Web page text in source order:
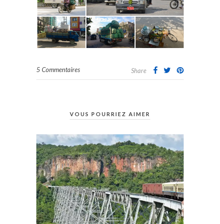
5 Commentaires Share
VOUS POURRIEZ AIMER